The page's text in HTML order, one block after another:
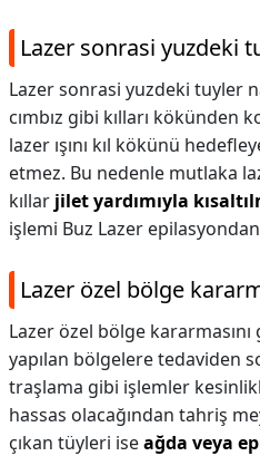
Lazer sonrasi yuzdeki
Lazer sonrasi yuzdeki tuyler
cımbız gibi kılları kökünden
lazer ışını kıl kökünü
etmez. Bu nedenle mutlaka
kıllar jilet yardımıyla
işlemi Buz Lazer epilasyondan
Lazer özel bölge
Lazer özel bölge kararmasını
yapılan bölgelere tedaviden
traşlama gibi işlemler
hassas olacağından tahriş
çıkan tüyleri iseağda veya